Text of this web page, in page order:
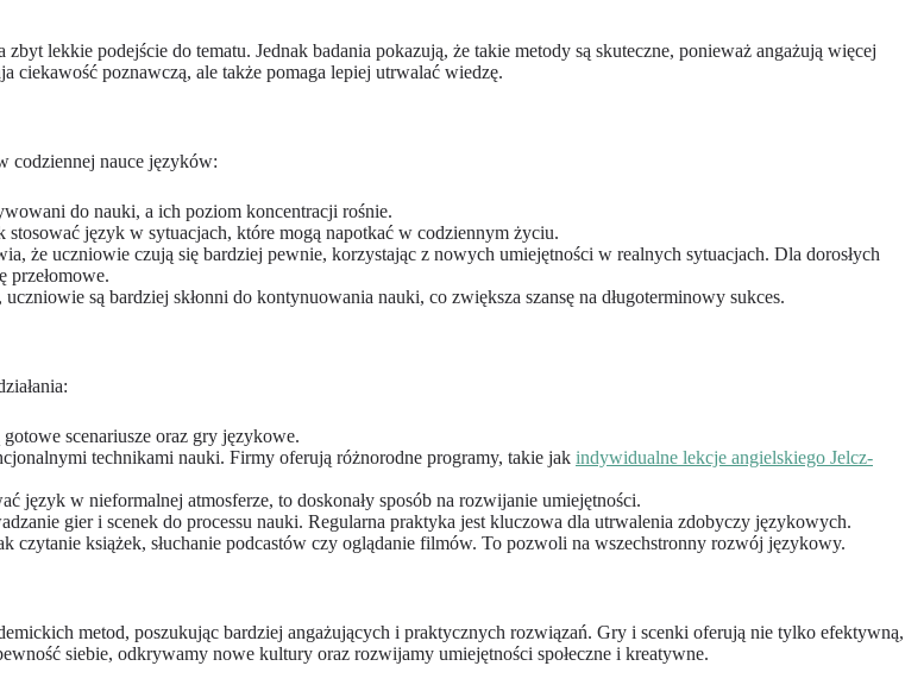
lekkie podejście do tematu. Jednak badania pokazują, że takie metody są skuteczne, ponieważ angażują więcej
ciekawość poznawczą, ale także pomaga lepiej utrwalać wiedzę.
codziennej nauce języków:
do nauki, a ich poziom koncentracji rośnie.
język w sytuacjach, które mogą napotkać w codziennym życiu.
że uczniowie czują się bardziej pewnie, korzystając z nowych umiejętności w realnych sytuacjach. Dla dorosłych
przełomowe.
są bardziej skłonni do kontynuowania nauki, co zwiększa szansę na długoterminowy sukces.
scenariusze oraz gry językowe.
technikami nauki. Firmy oferują różnorodne programy, takie jak indywidualne lekcje angielskiego Jelcz-
język w nieformalnej atmosferze, to doskonały sposób na rozwijanie umiejętności.
gier i scenek do processu nauki. Regularna praktyka jest kluczowa dla utrwalenia zdobyczy językowych.
czytanie książek, słuchanie podcastów czy oglądanie filmów. To pozwoli na wszechstronny rozwój językowy.
metod, poszukując bardziej angażujących i praktycznych rozwiązań. Gry i scenki oferują nie tylko efektywną,
siebie, odkrywamy nowe kultury oraz rozwijamy umiejętności społeczne i kreatywne.